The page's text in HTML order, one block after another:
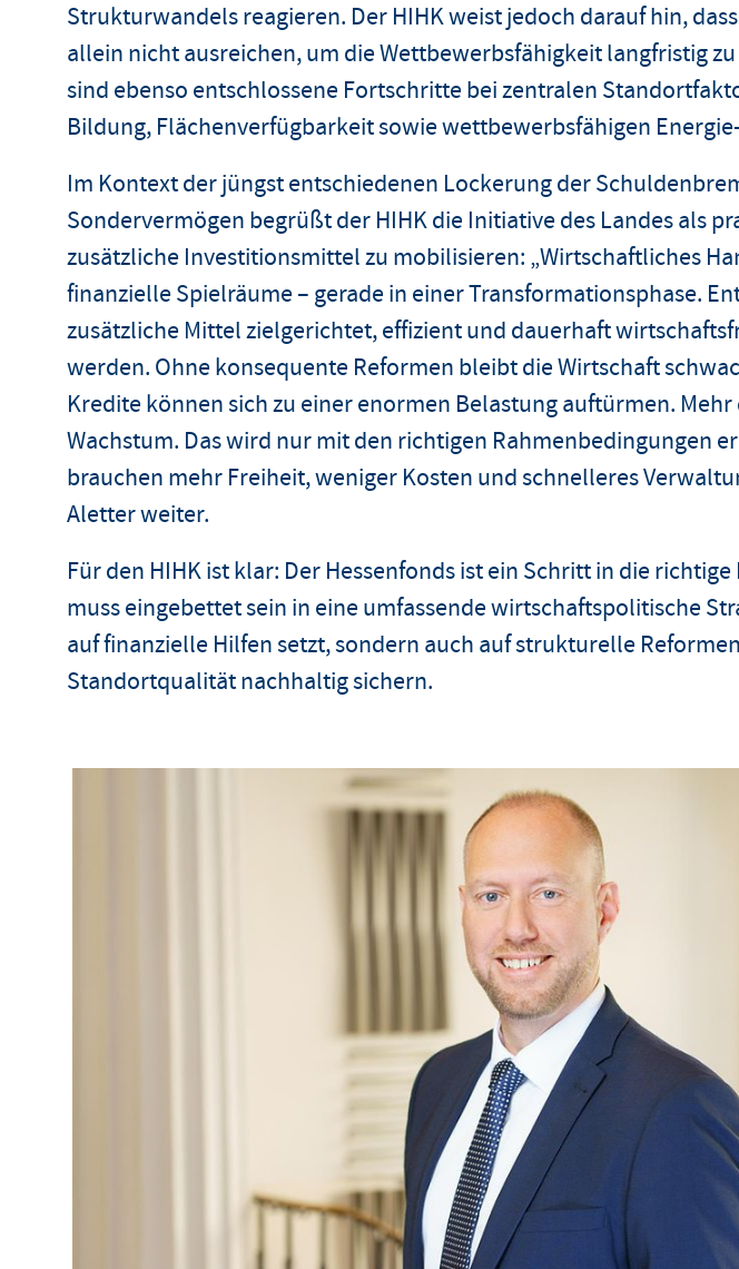
Strukturwandels reagieren. Der HIHK weist jedoch darauf hin,
allein nicht ausreichen, um die Wettbewerbsfähigkeit langfristig
sind ebenso entschlossene Fortschritte bei zentralen
Bildung, Flächenverfügbarkeit sowie wettbewerbsfähigen
Im Kontext der jüngst entschiedenen Lockerung der
Sondervermögen begrüßt der HIHK die Initiative des Landes als
zusätzliche Investitionsmittel zu mobilisieren: „Wirtschaftliches
finanzielle Spielräume – gerade in einer Transformationsphase.
zusätzliche Mittel zielgerichtet, effizient und dauerhaft
werden. Ohne konsequente Reformen bleibt die Wirtschaft
Kredite können sich zu einer enormen Belastung auftürmen.
Wachstum. Das wird nur mit den richtigen Rahmenbedingungen
brauchen mehr Freiheit, weniger Kosten und schnelleres
Aletter weiter.
Für den HIHK ist klar: Der Hessenfonds ist ein Schritt in die
muss eingebettet sein in eine umfassende wirtschaftspolitische
auf finanzielle Hilfen setzt, sondern auch auf strukturelle
Standortqualität nachhaltig sichern.